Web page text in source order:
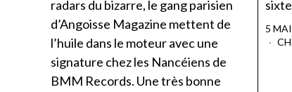
radars du bizarre, le gang parisien
d’Angoisse Magazine mettent de
l’huile dans le moteur avec une
signature chez les Nancéiens de
BMM Records. Une très bonne
5